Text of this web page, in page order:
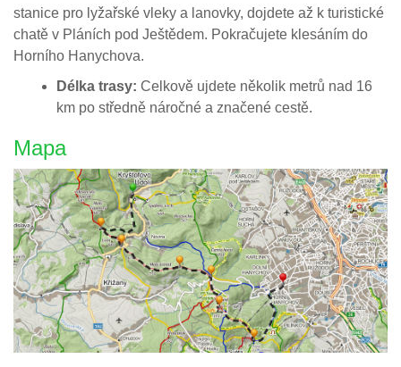
stanice pro lyžařské vleky a lanovky, dojdete až k turistické
chatě v Pláních pod Ještědem. Pokračujete klesáním do
Horního Hanychova.
Délka trasy: Celkově ujdete několik metrů nad 16
km po středně náročné a značené cestě.
Mapa